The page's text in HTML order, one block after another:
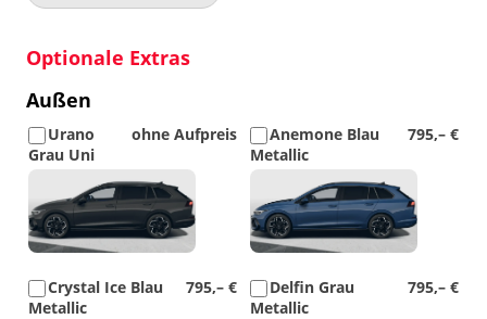
Optionale Extras
Außen
ohne Aufpreis
Urano
Grau Uni
795,– €
Anemone Blau
Metallic
795,– €
Crystal Ice Blau
Metallic
795,– €
Delfin Grau
Metallic